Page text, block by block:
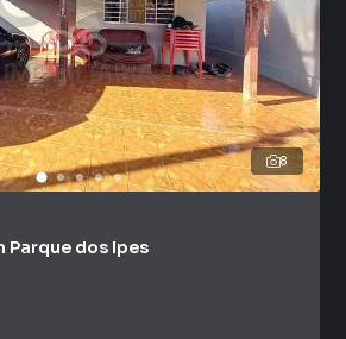
8
Parque dos Ipes